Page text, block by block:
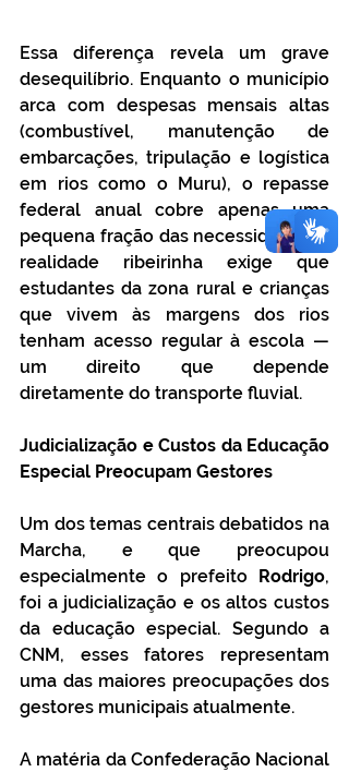
Essa diferença revela um grave
desequilíbrio. Enquanto o município
arca com despesas mensais altas
(combustível, manutenção de
embarcações, tripulação e logística
em rios como o Muru), o repasse
federal anual cobre apenas uma
pequena fração das necessidades. A
realidade ribeirinha exige que
estudantes da zona rural e crianças
que vivem às margens dos rios
tenham acesso regular à escola —
um direito que depende
diretamente do transporte fluvial.
Judicialização e Custos da Educação
Especial Preocupam Gestores
Um dos temas centrais debatidos na
Marcha, e que preocupou
especialmente o prefeito Rodrigo,
foi a judicialização e os altos custos
da educação especial. Segundo a
CNM, esses fatores representam
uma das maiores preocupações dos
gestores municipais atualmente.
A matéria da Confederação Nacional